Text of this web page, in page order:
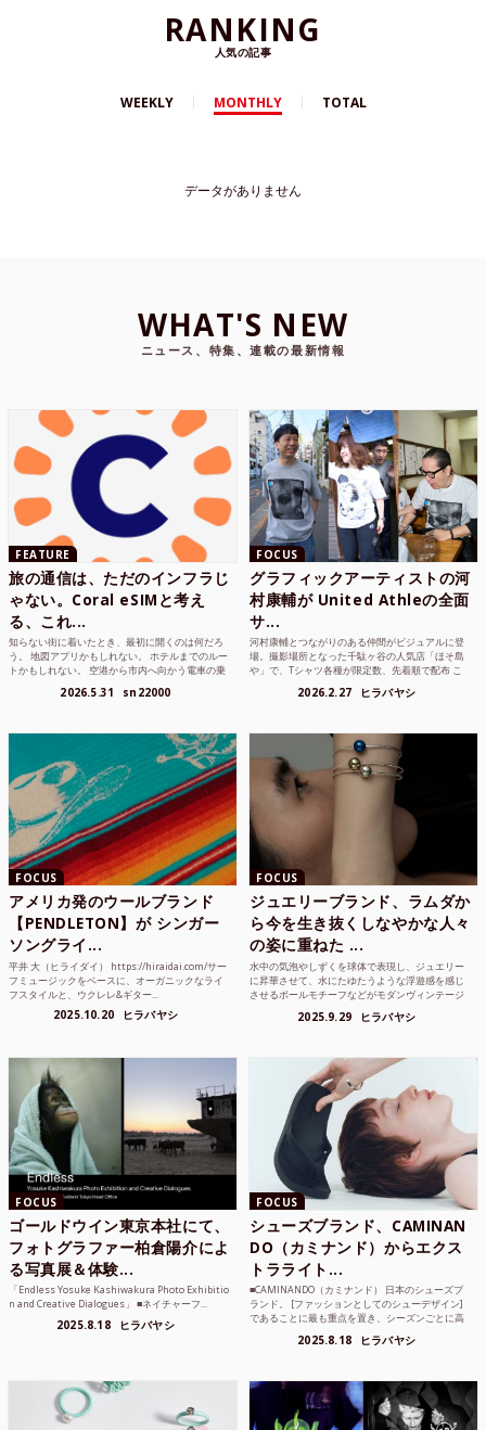
RANKING
人気の記事
WEEKLY MONTHLY TOTAL
データがありません
WHAT'S NEW
ニュース、特集、連載の最新情報
FEATURE
旅の通信は、ただのインフラじ
ゃない。Coral eSIMと考え
る、これ...
知らない街に着いたとき、最初に開くのは何だろ
う。 地図アプリかもしれない。 ホテルまでのルー
トかもしれない。 空港から市内へ向かう電車の乗
2026.5.31 sn22000
FOCUS
グラフィックアーティストの河
村康輔が United Athleの全面
サ...
河村康輔とつながりのある仲間がビジュアルに登
場。撮影場所となった千駄ヶ谷の人気店「ほそ島
や」で、Tシャツ各種が限定数、先着順で配布 こ
2026.2.27 ヒラバヤシ
FOCUS
アメリカ発のウールブランド
【PENDLETON】が シンガー
ソングライ...
平井 大（ヒライダイ） https://hiraidai.com/サー
フミュージックをベースに、オーガニックなライ
フスタイルと、ウクレレ&ギター...
2025.10.20 ヒラバヤシ
FOCUS
ジュエリーブランド、ラムダか
ら今を生き抜くしなやかな人々
の姿に重ねた ...
水中の気泡やしずくを球体で表現し、ジュエリー
に昇華させて、水にたゆたうような浮遊感を感じ
させるボールモチーフなどがモダンヴィンテージ
2025.9.29 ヒラバヤシ
FOCUS
ゴールドウイン東京本社にて、
フォトグラファー柏倉陽介によ
る写真展＆体験...
「Endless Yosuke Kashiwakura Photo Exhibitio
n and Creative Dialogues」 ■ネイチャーフ...
2025.8.18 ヒラバヤシ
FOCUS
シューズブランド、CAMINAN
DO（カミナンド）からエクス
トラライト...
■CAMINANDO（カミナンド） 日本のシューズブ
ランド。 [ファッションとしてのシューデザイン]
であることに最も重点を置き、シーズンごとに高
2025.8.18 ヒラバヤシ